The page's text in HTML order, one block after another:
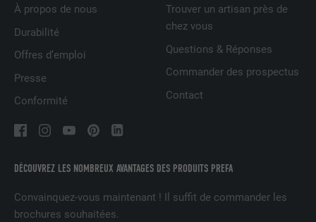
DÉCOUVREZ LES NOMBREUX AVANTAGES DES PRODUITS PREFA
Convainquez-vous maintenant ! Il suffit de commander les
brochures souhaitées.
À propos de nous
Durabilité
Offres d’emploi
Presse
Conformité
Trouver un artisan près de
chez vous
Questions & Réponses
Commander des prospectus
Contact
FOURNISSEUR
UTILITÉ
Est utilisé pour suivre l'utilisateur sur
NOM lidc
FOURNISSEUR LinkedIn